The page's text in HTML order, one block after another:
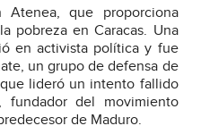
Atenea, que proporciona
pobreza en Caracas. Una
en activista política y fue
un grupo de defensa de
lideró un intento fallido
fundador del movimiento
de Maduro.